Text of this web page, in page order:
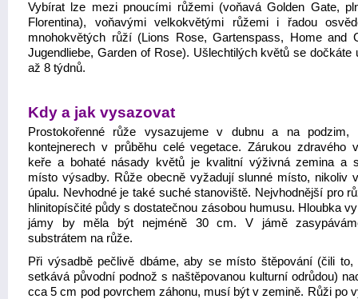
Vybírat lze mezi pnoucími růžemi (voňavá Golden Gate,
Florentina), voňavými velkokvětými růžemi i řadou
mnohokvětých růží (Lions Rose, Gartenspass, Home and
Jugendliebe, Garden of Rose). Ušlechtilých květů se dočkáte
až 8 týdnů.
Kdy a jak vysazovat
Prostokořenné růže vysazujeme v dubnu a na podzim,
kontejnerech v průběhu celé vegetace. Zárukou zdravého
keře a bohaté násady květů je kvalitní výživná zemina a
místo výsadby. Růže obecně vyžadují slunné místo, nikoliv
úpalu. Nevhodné je také suché stanoviště. Nejvhodnější pro
hlinitopísčité půdy s dostatečnou zásobou humusu. Hloubka
jámy by měla být nejméně 30 cm. V jámě
substrátem na růže.
Při výsadbě pečlivě dbáme, aby se místo štěpování (čili to,
setkává původní podnož s naštěpovanou kulturní odrůdou)
cca 5 cm pod povrchem záhonu, musí být v zemině. Růži po